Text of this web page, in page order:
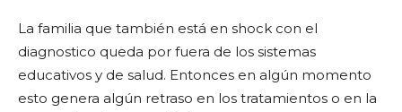
La familia que también está en shock con el
diagnostico queda por fuera de los sistemas
educativos y de salud. Entonces en algún momento
esto genera algún retraso en los tratamientos o en la